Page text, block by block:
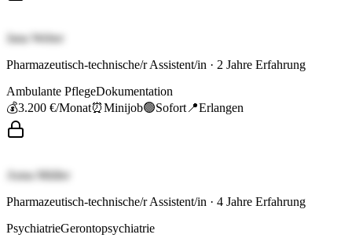
Jana Weber
Pharmazeutisch-technische/r Assistent/in · 2 Jahre Erfahrung
Ambulante PflegeDokumentation
💰3.200 €/Monat⏰Minijob🟢Sofort 📍Erlangen
Anna Müller
Pharmazeutisch-technische/r Assistent/in · 4 Jahre Erfahrung
PsychiatrieGerontopsychiatrie